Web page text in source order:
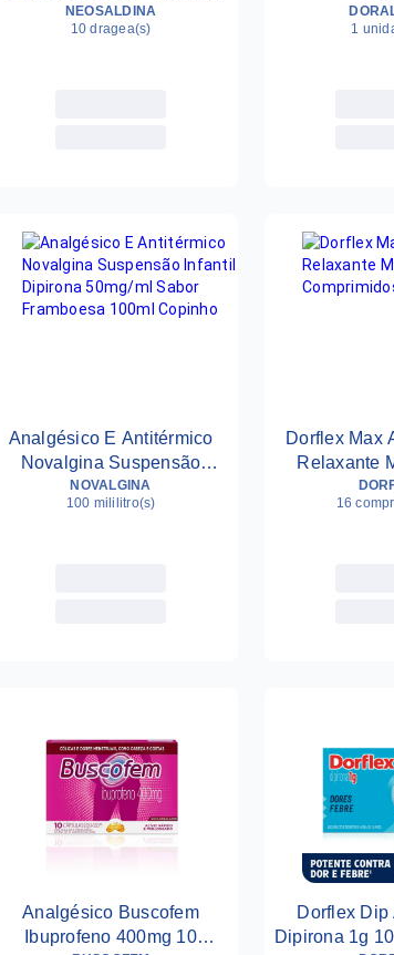
De Isometepteno 30mg +
Cafeína 30mg 10 Drágeas
NEOSALDINA
10 dragea(s)
1
Analgésico E Antitérmico
Novalgina Suspensão
Infantil Dipirona 50mg/ml
Sabor Framboesa 100ml
NOVALGINA
100 mililitro(s)
Dorflex Max
Relaxante
16
Analgésico Buscofem
Ibuprofeno 400mg 10
Dorflex
Dipirona 1g